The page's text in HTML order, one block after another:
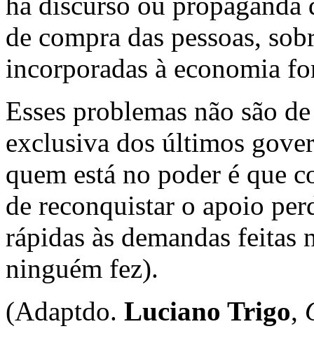
de compra das pessoas,
incorporadas à economia
Esses problemas não são
exclusiva dos últimos
quem está no poder é que
de reconquistar o apoio
rápidas às demandas feitas
ninguém fez).
(Adaptdo. Luciano Trigo,